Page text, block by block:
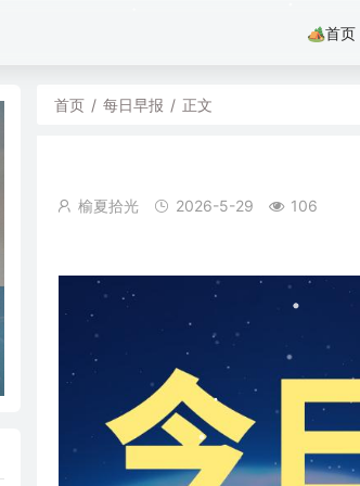
🏕首页
首页 / 每日早报 / 正文
榆夏拾光 2026-5-29 106